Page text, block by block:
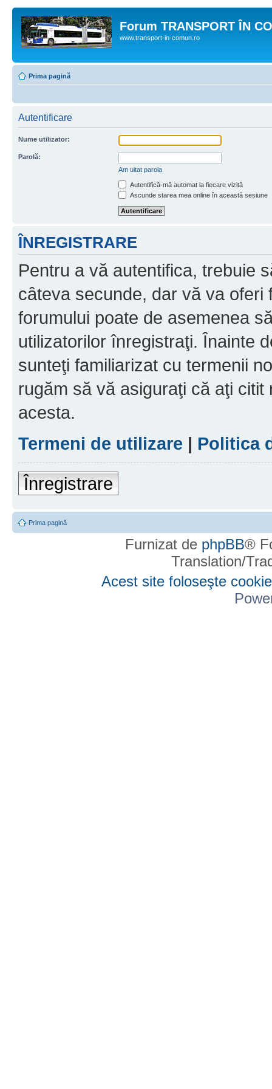
Forum TRANSPORT ÎN
www.transport-in-comun.ro
Prima pagină
Autentificare
Nume utilizator:
Parolă:
Am uitat parola
Autentifică-mă automat la fiecare vizită
Ascunde starea mea online în această sesiune
ÎNREGISTRARE
Pentru a vă autentifica, trebuie
câteva secunde, dar vă va oferi
forumului poate de asemenea
utilizatorilor înregistraţi. Înainte
sunteţi familiarizat cu termenii
rugăm să vă asiguraţi că aţi
acesta.
Termeni de utilizare | Politica
Înregistrare
Prima pagină
Furnizat de phpBB®
Translation/
Acest site foloseşte